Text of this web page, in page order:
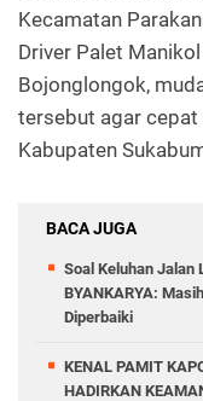
Kecamatan
Driver Palet
Bojonglongok,
tersebut agar
Kabupaten
BACA JUGA
Soal Keluhan Jalan
BYANKARYA:
Diperbaiki
KENAL PAMIT
HADIRKAN